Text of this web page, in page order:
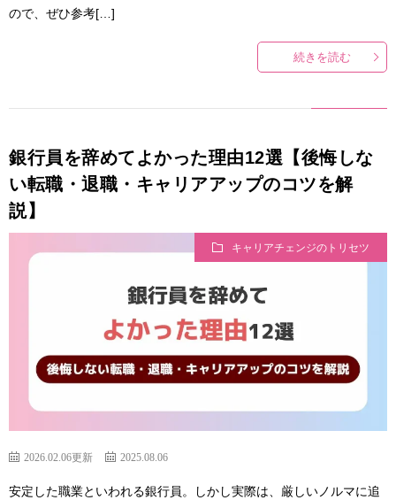
ので、ぜひ参考[…]
続きを読む
銀行員を辞めてよかった理由12選【後悔しな
い転職・退職・キャリアアップのコツを解
説】
キャリアチェンジのトリセツ
2026.02.06更新 2025.08.06
安定した職業といわれる銀行員。しかし実際は、厳しいノルマに追